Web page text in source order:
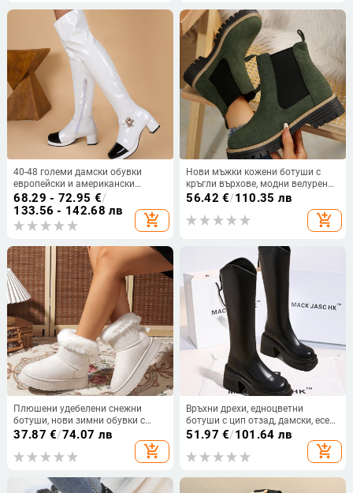
40-48 големи дамски обувки
европейски и американски
външнотърговски дамски ботуши
2021 нови ботуши малки
ароматни стилове,
съответстващи на цветовете,
68.29 - 72.95 €/
133.56 - 142.68 лв
add_shopping_cart
Нови мъжки кожени ботуши с
кръгли върхове, модни велурени
ботуши тип „Челси“ със среден
ръст, ежедневни мъжки ботуши с
голям размер, обувки за износ
56.42 €/110.35 лв
add_shopping_cart
Плюшени удебелени снежни
ботуши, нови зимни обувки с
дебела подметка и панделка за
2025 г., топли памучни обувки с
голям размер
37.87 €/74.07 лв
add_shopping_cart
Връхни дрехи, едноцветни
ботуши с цип отзад, дамски, есен
и зима 2024, нова мода, ретро
високи ботуши с дебело дъно и
увеличени размери
51.97 €/101.64 лв
add_shopping_cart